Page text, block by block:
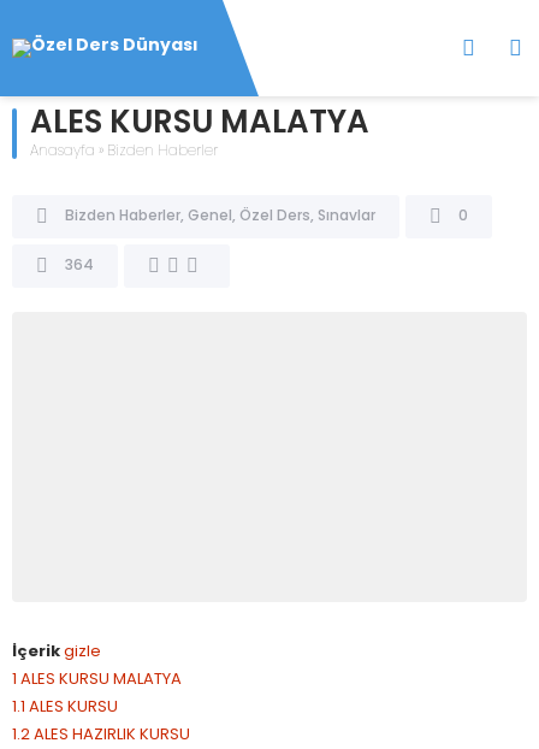
ALES KURSU MALATYA
Anasayfa » Bizden Haberler
Bizden Haberler, Genel , Özel Ders, Sınavlar 0
364
İçerik gizle
1 ALES KURSU MALATYA
1.1 ALES KURSU
1.2 ALES HAZIRLIK KURSU